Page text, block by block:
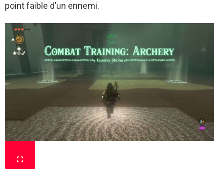
point faible d’un ennemi.